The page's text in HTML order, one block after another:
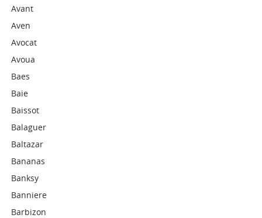
Avant
Aven
Avocat
Avoua
Baes
Baie
Baissot
Balaguer
Baltazar
Bananas
Banksy
Banniere
Barbizon